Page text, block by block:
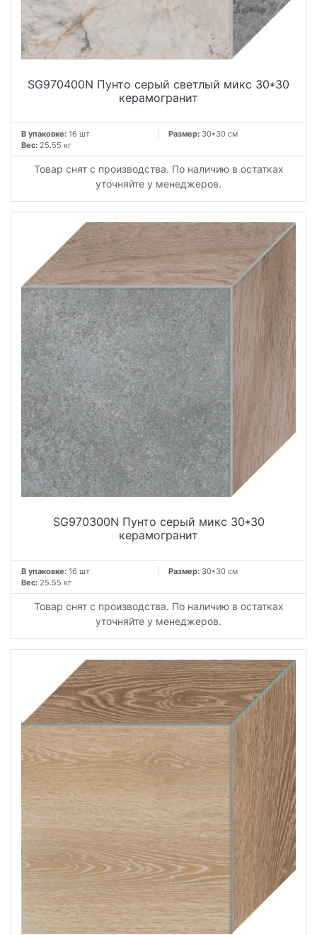
SG970400N Пунто серый светлый микс 30*30
керамогранит
В упаковке: 16 шт Размер: 30*30 см
Вес: 25.55 кг
Товар снят с производства. По наличию в остатках
уточняйте у менеджеров.
SG970300N Пунто серый микс 30*30
керамогранит
В упаковке: 16 шт Размер: 30*30 см
Вес: 25.55 кг
Товар снят с производства. По наличию в остатках
уточняйте у менеджеров.